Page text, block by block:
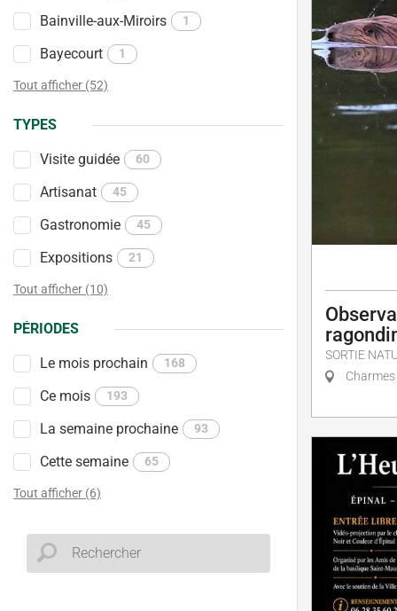
Bainville-aux-Miroirs 1
Bayecourt 1
Tout afficher (52)
TYPES
Visite guidée 60
Artisanat 45
Gastronomie 45
Expositions 21
Tout afficher (10)
PÉRIODES
Le mois prochain 168
Ce mois 193
La semaine prochaine 93
Cette semaine 65
Tout afficher (6)
SORTIE
Charmes